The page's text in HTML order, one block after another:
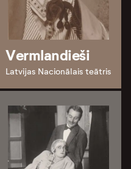
Vermlandieši
Latvijas Nacionālais teātris